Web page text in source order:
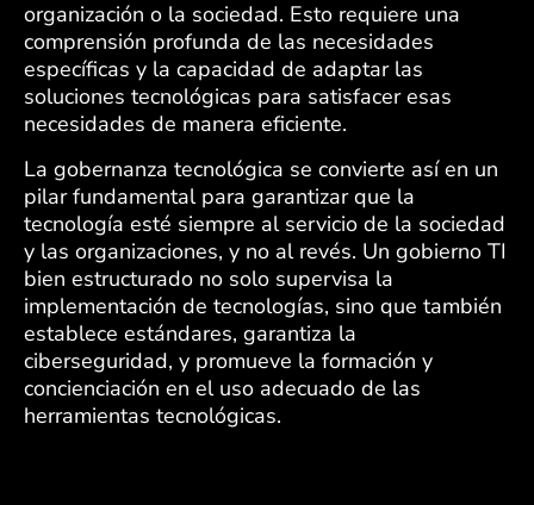
organización o la sociedad. Esto requiere una
comprensión profunda de las necesidades
específicas y la capacidad de adaptar las
soluciones tecnológicas para satisfacer esas
necesidades de manera eficiente.
La gobernanza tecnológica se convierte así en un
pilar fundamental para garantizar que la
tecnología esté siempre al servicio de la sociedad
y las organizaciones, y no al revés. Un gobierno TI
bien estructurado no solo supervisa la
implementación de tecnologías, sino que también
establece estándares, garantiza la
ciberseguridad, y promueve la formación y
concienciación en el uso adecuado de las
herramientas tecnológicas.